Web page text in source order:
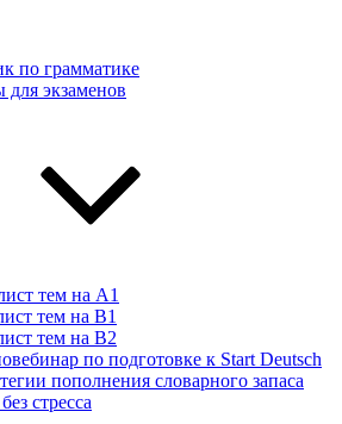
по грамматике
экзаменов
тем на А1
тем на B1
тем на B2
по подготовке к Start Deutsch
пополнения словарного запаса
стресса